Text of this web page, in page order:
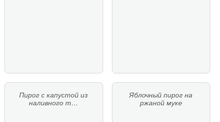
Пирог с капустой из
наливного т…
Яблочный пирог на
ржаной муке